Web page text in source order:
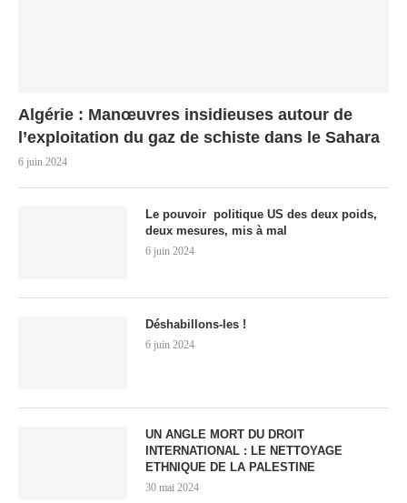
Algérie : Manœuvres insidieuses autour de
l’exploitation du gaz de schiste dans le Sahara
6 juin 2024
Le pouvoir politique US des deux poids,
deux mesures, mis à mal
6 juin 2024
Déshabillons-les !
6 juin 2024
UN ANGLE MORT DU DROIT
INTERNATIONAL : LE NETTOYAGE
ETHNIQUE DE LA PALESTINE
30 mai 2024